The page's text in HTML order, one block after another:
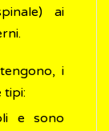
ai
i
tipi:
e sono